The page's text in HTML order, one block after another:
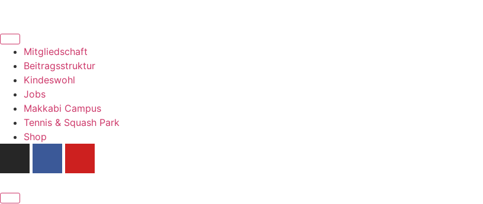
Mitgliedschaft
Beitragsstruktur
Kindeswohl
Jobs
Makkabi Campus
Tennis & Squash Park
Shop